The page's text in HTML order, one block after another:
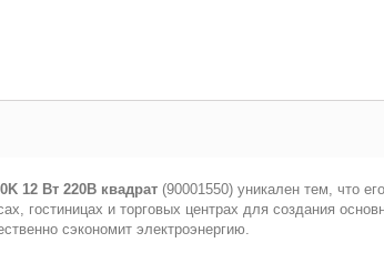
12 Вт 220В квадрат (90001550) уникален тем, что
гостиницах и торговых центрах для создания
сэкономит электроэнергию.